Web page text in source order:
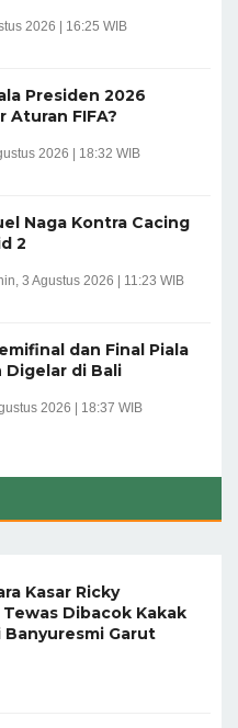
2026 | 16:25 WIB
Presiden 2026
Aturan FIFA?
2026 | 18:32 WIB
Naga Kontra Cacing
2
3 Agustus 2026 | 11:23 WIB
dan Final Piala
Digelar di Bali
2026 | 18:37 WIB
Kasar Ricky
Dibacok Kakak
Banyuresmi Garut